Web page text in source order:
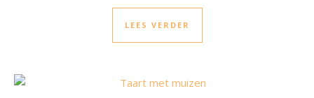
LEES VERDER